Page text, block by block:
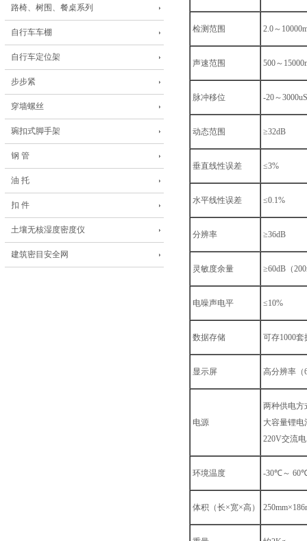
路椅、树围、餐桌系列
自行车车棚
自行车定位架
步步紧
穿墙螺丝
琬扣式脚手架
钢 管
油 托
扣 件
土壤无核湿度密度仪
建筑密目安全网
检测范围 2.0～
声速范围 500～
脉冲移位 -20～3000uS
动态范围 ≥32dB
垂直线性误差 ≤3%
水平线性误差 ≤0.1%
分辨率 ≥36dB
灵敏度余量 ≥60dB（
电噪声电平 ≤10%
数据存储 可存1000
显示屏 高分辨率（
电源
两种供电方
大容量锂电
220V交流
环境温度 -30℃～
体积（长×宽×高）